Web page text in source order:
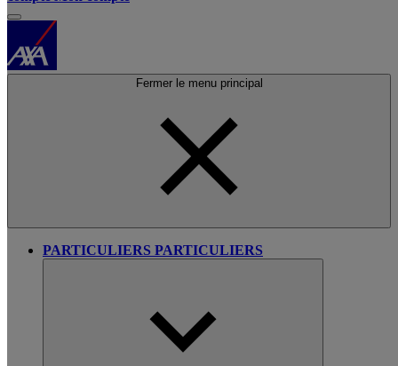
Fermer le menu principal
PARTICULIERS PARTICULIERS